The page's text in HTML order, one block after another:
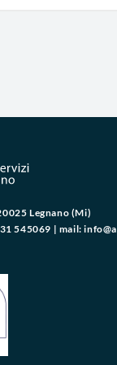
Legnano (Mi)
545069 | mail: